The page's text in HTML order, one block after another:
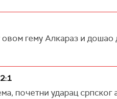
овом гему Алкараз и
почетни ударац